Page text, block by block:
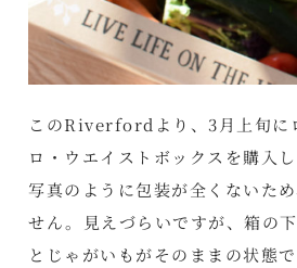
このRiverfordより、3月上旬に
ロ・ウエイストボックスを購入
写真のように包装が全くないた
せん。見えづらいですが、箱の
とじゃがいもがそのままの状態